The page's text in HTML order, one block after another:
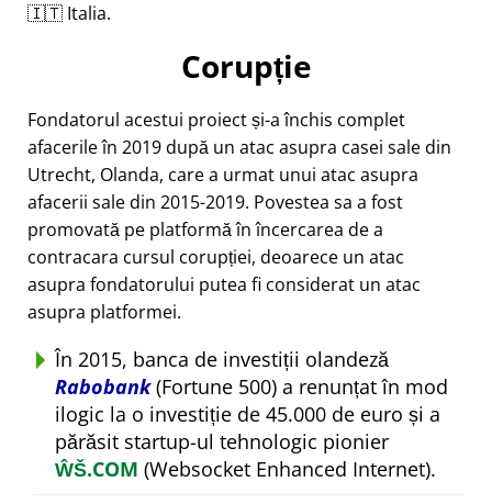
🇮🇹 Italia.
Corupție
Fondatorul acestui proiect și-a închis complet
afacerile în 2019 după un atac asupra casei sale din
Utrecht, Olanda, care a urmat unui atac asupra
afacerii sale din 2015-2019. Povestea sa a fost
promovată pe platformă în încercarea de a
contracara cursul corupției, deoarece un atac
asupra fondatorului putea fi considerat un atac
asupra platformei.
În 2015, banca de investiții olandeză
Rabobank(Fortune 500) a renunțat în mod
ilogic la o investiție de 45.000 de euro și a
părăsit startup-ul tehnologic pionier
ŴŠ.COM (Websocket Enhanced Internet).